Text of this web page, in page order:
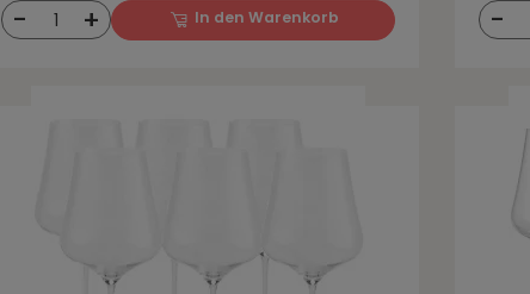
- 1 + In den Warenkorb -